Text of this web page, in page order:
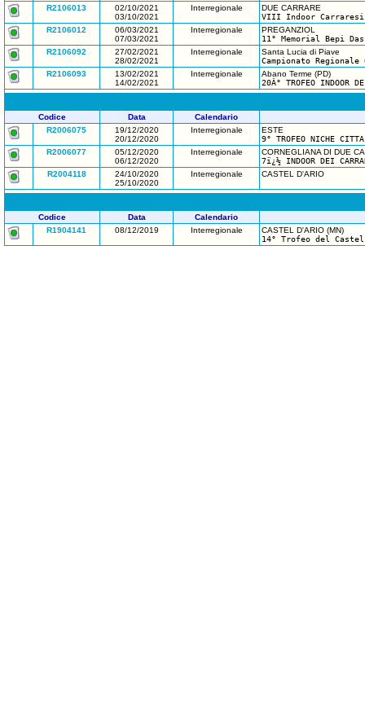
R2106013
02/10/2021
03/10/2021
Interregionale
DUE CARRARE
VIII Indoor Carraresi
R2106012
06/03/2021
07/03/2021
Interregionale
PREGANZIOL
11° Memorial Bepi
R2106092
27/02/2021
28/02/2021
Interregionale
Santa Lucia di Piave
Campionato Regionale
R2106093
13/02/2021
14/02/2021
Interregionale
Abano Terme (PD)
20Â° TROFEO INDOOR
Codice Data
Calendario
R2006075
19/12/2020
20/12/2020
Interregionale
ESTE
9° TROFEO NICHE
R2006077
05/12/2020
06/12/2020
Interregionale
CORNEGLIANA DI DUE
7ï¿½ INDOOR DEI
R2004118
24/10/2020
25/10/2020
Interregionale CASTEL D'ARIO
Codice Data
Calendario
R1904141
08/12/2019 Interregionale
CASTEL D'ARIO (MN)
14° Trofeo del Castel